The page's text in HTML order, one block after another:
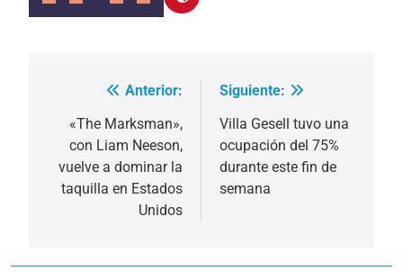
Navegación
entradas
Anterior:
«The Marksman»,
con Liam Neeson,
vuelve a dominar la
taquilla en Estados
Unidos
Siguiente:
Villa Gesell tuvo una
ocupación del 75%
durante este fin de
semana